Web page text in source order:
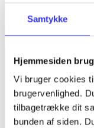
Samtykke
Hjemmesiden
Vi bruger cookies
brugervenlighed.
tilbagetrække dit
bunden af siden.